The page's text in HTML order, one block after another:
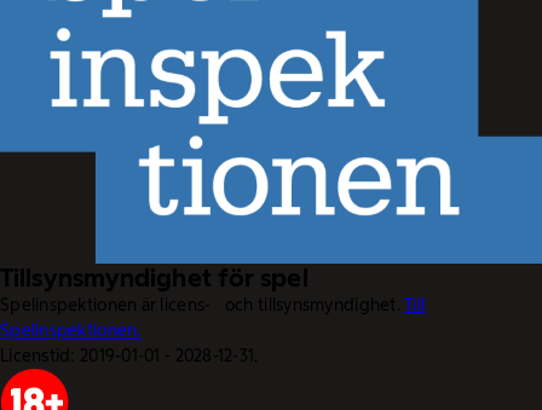
Tillsynsmyndighet för spel
Spelinspektionen är licens- och tillsynsmyndighet.Till
Spelinspektionen.
Licenstid: 2019-01-01 - 2028-12-31.